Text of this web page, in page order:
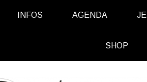
INFOS AGENDA
SHOP